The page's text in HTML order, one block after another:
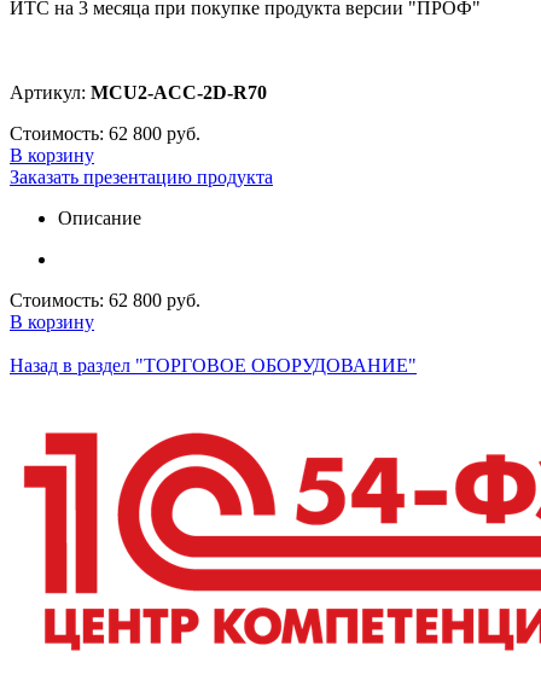
ИТС на 3 месяца при покупке продукта версии "ПРОФ"
Артикул: MCU2-ACC-2D-R70
Стоимость: 62 800 руб.
В корзину
Заказать презентацию продукта
Описание
Стоимость: 62 800 руб.
В корзину
Назад в раздел "ТОРГОВОЕ ОБОРУДОВАНИЕ"